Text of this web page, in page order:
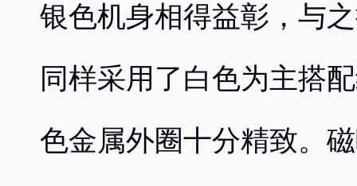
银色机身相得益彰，与
同样采用了白色为主搭
色金属外圈十分精致。